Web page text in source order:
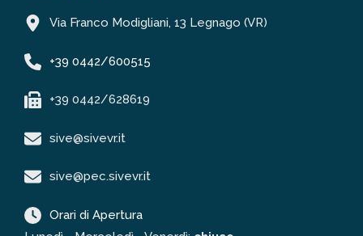
Via Franco Modigliani, 13 Legnago (VR)
+39 0442/600515
+39 0442/628619
sive@sivevr.it
sive@pec.sivevr.it
Orari di Apertura